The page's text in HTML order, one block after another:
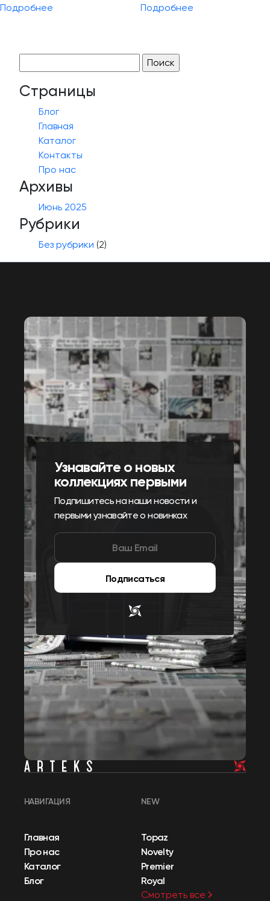
Подробнее Подробнее
Страницы
Блог
Главная
Каталог
Контакты
Про нас
Архивы
Июнь 2025
Рубрики
Без рубрики (2)
Узнавайте о новых
коллекциях первыми
Подпишитесь на наши новости и
первыми узнавайте о новинках
Подписаться
НАВИГАЦИЯ
Главная
Про нас
Каталог
Блог
NEW
Topaz
Novelty
Premier
Royal
Смотреть все